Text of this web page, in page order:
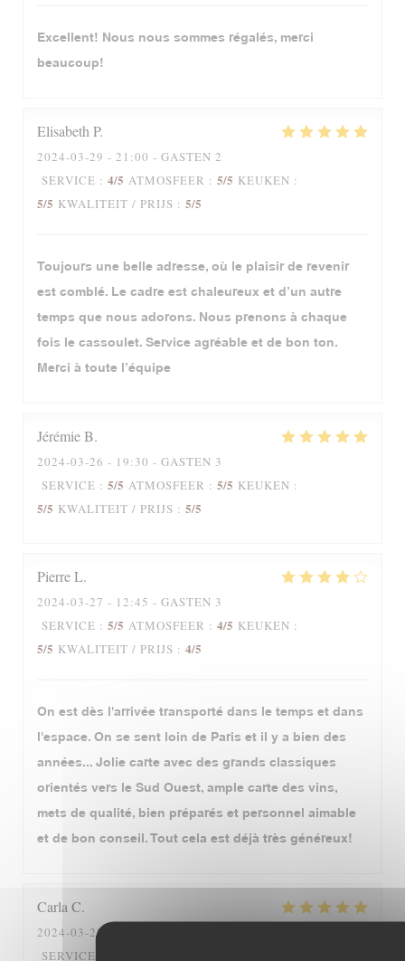
Excellent! Nous nous sommes régalés, merci
beaucoup!
ElisabethP
2024-03-29 - 21:00 - GASTEN 2
SERVICE : 4/5 ATMOSFEER : 5/5 KEUKEN :
5/5 KWALITEIT / PRIJS : 5/5
Toujours une belle adresse, où le plaisir de revenir
est comblé. Le cadre est chaleureux et d’un autre
temps que nous adorons. Nous prenons à chaque
fois le cassoulet. Service agréable et de bon ton.
Merci à toute l’équipe
JérémieB
2024-03-26 - 19:30 - GASTEN 3
SERVICE : 5/5 ATMOSFEER : 5/5 KEUKEN :
5/5 KWALITEIT / PRIJS : 5/5
PierreL
2024-03-27 - 12:45 - GASTEN 3
SERVICE : 5/5 ATMOSFEER : 4/5 KEUKEN :
5/5 KWALITEIT / PRIJS : 4/5
On est dès l'arrivée transporté dans le temps et dans
l'espace. On se sent loin de Paris et il y a bien des
années... Jolie carte avec des grands classiques
orientés vers le Sud Ouest, ample carte des vins,
mets de qualité, bien préparés et personnel aimable
et de bon conseil. Tout cela est déjà très généreux!
CarlaC
2024-03-28
SERVICE